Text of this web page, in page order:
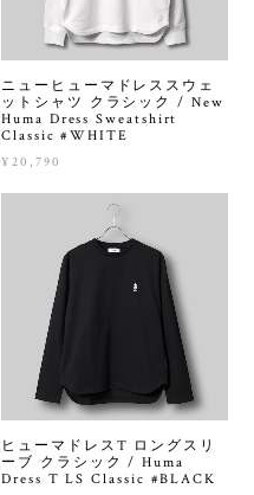
ニューヒューマドレススウェ
ットシャツ クラシック / New
Huma Dress Sweatshirt
Classic #WHITE
¥20,790
ヒューマドレスT ロングスリ
ーブ クラシック / Huma
Dress T LS Classic #BLACK